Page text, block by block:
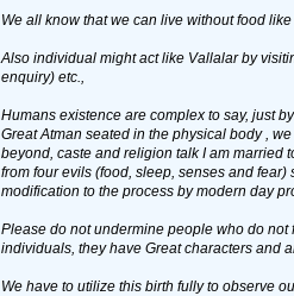
We all know that we can live without food
Also individual might act like Vallalar by
enquiry) etc.,
Humans existence are complex to say, just
Great Atman seated in the physical body ,
beyond, caste and religion talk I am married
from four evils (food, sleep, senses and
modification to the process by modern day
Please do not undermine people who do
individuals, they have Great characters and
We have to utilize this birth fully to observe